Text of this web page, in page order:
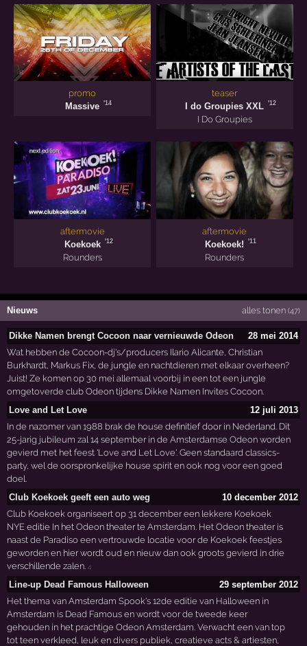
promo
Massive
'14
teaser
I do Groupies XXL
'12
I Do Groupies
aftermovie
Koekoek
'12
Rounders
aftermovie
Koekoek!
'11
Rounders
Nieuws alles tonen (47)
Dikke Namen brengt Cocoon naar vernieuwde Odeon
28 mei 2014
Wat hebben de Cocoon-dj's/producers Ilario Alicante, Christian
Burkhardt, Markus Fix, de jungle en nachtdieren met elkaar overheen?
Juist! Ze komen op 30 mei allemaal voorbij in een tot een jungle
omgetoverde club Odeon tijdens Dikke Namen Invites Cocoon.
Love and Let Love
12 juli 2013
In de nazomer van 1988 brak de house definitief door in Nederland. Dit
25-jarig jubileum zal 14 september in de Amsterdamse Odeon worden
gevierd met het feest 'Love and Let Love'. Geen standaard classics-
party, wel de oorspronkelijke house spirit en ook nog voor een goed
doel.
Club Koekoek geeft een auto weg
10 december 2012
Club Koekoek organiseert op 31 december een lekkere Koekoek
NYE editie In het Odeon theater te Amsterdam. Het Odeon theater is
naast de Paradiso een vertrouwde locatie voor de Koekoek feestjes
geworden en hier wordt oud en nieuw dan ook groots gevierd in drie
verschillende zalen.4
Line-up Dead Famous Halloween
29 september 2012
Het thema van Amsterdam Spook's 12de editie van Halloween in
Amsterdam is Dead Famous en wordt voor de tweede keer
gehouden in het prachtige Odeon Amsterdam. Verwacht een van top
tot teen verkleed, leuk en divers publiek, creatieve acts & artiesten,